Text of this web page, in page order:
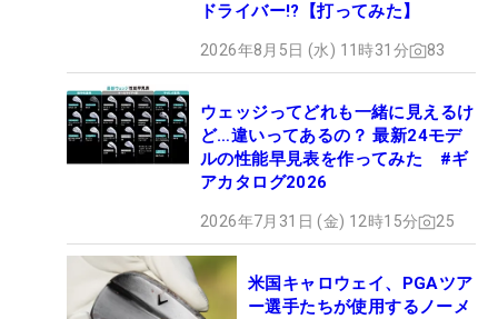
ドライバー!?【打ってみた】
2026年8月5日 (水) 11時31分 83
ウェッジってどれも一緒に見えるけ
ど…違いってあるの？ 最新24モデ
ルの性能早見表を作ってみた #ギ
アカタログ2026
2026年7月31日 (金) 12時15分 25
米国キャロウェイ、PGAツア
ー選手たちが使用するノーメ